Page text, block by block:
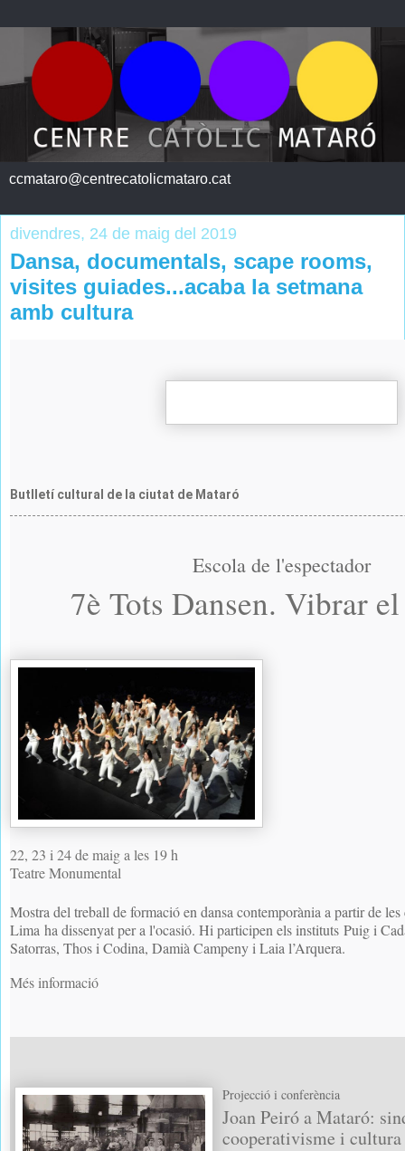
ccmataro@centrecatolicmataro.cat
divendres, 24 de maig del 2019
Dansa, documentals, scape rooms,
visites guiades...acaba la setmana
amb cultura
Butlletí cultural de la ciutat de Mataró
Escola de l'espectador
7è Tots Dansen. Vibrar
22, 23 i 24 de maig a les 19 h
Teatre Monumental
Mostra del treball de formació en dansa contemporània a partir de
Lima ha dissenyat per a l'ocasió. Hi participen els instituts Puig i
Satorras, Thos i Codina, Damià Campeny i Laia l’Arquera.
Més informació
Projecció i conferència
Joan Peiró a Mataró:
cooperativisme i